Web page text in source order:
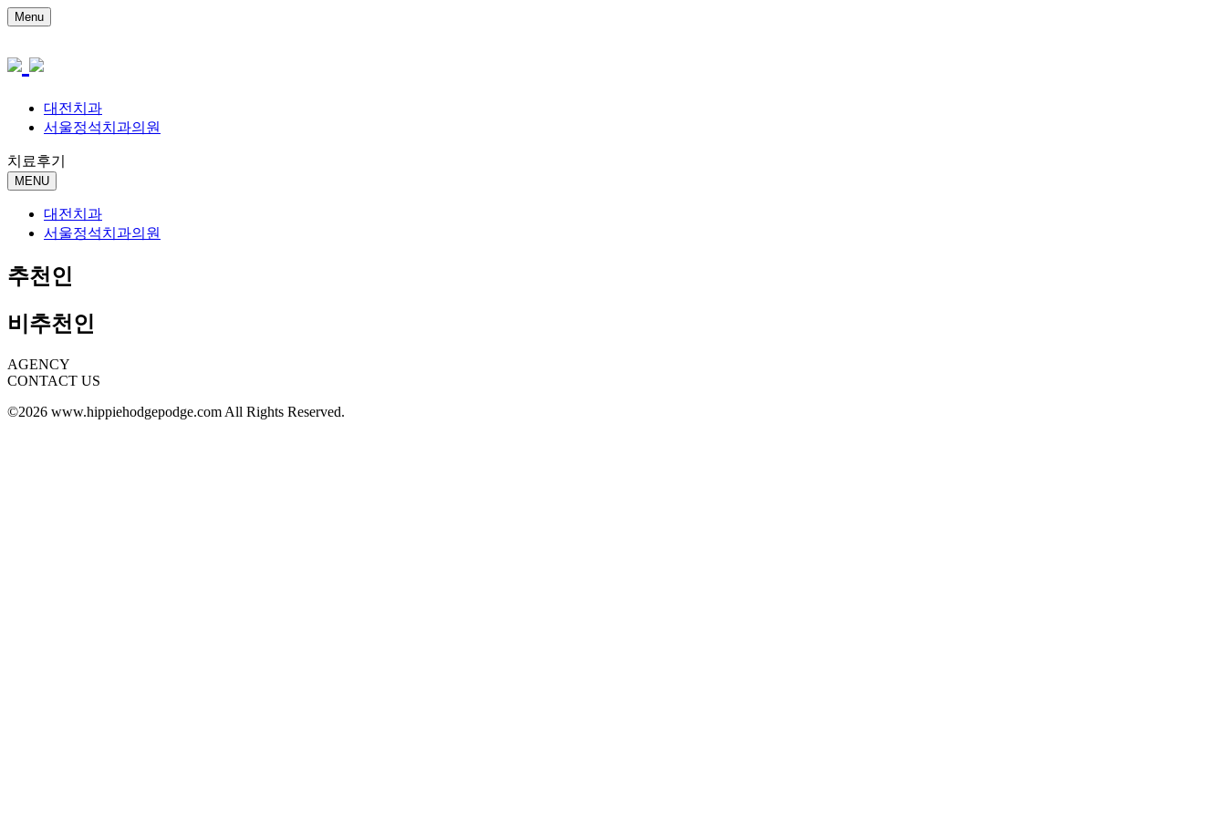
Menu
대전치과
서울정석치과의원
치료후기
MENU
대전치과
서울정석치과의원
추천인
비추천인
AGENCY
CONTACT US
©2026 www.hippiehodgepodge.com All Rights Reserved.